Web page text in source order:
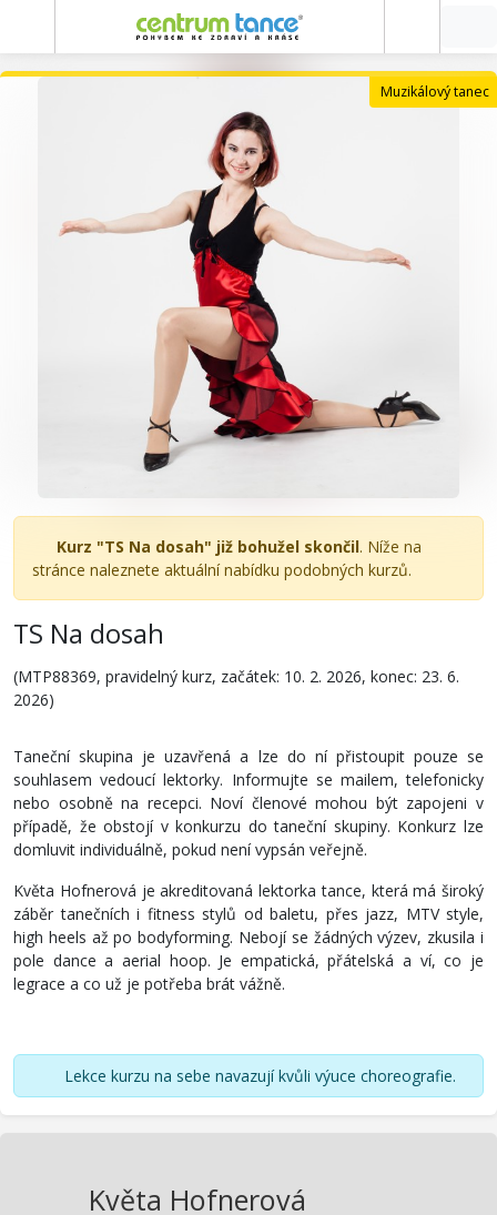
Muzikálový tanec
Kurz "TS Na dosah" již bohužel skončil. Níže na
stránce naleznete aktuální nabídku podobných kurzů.
TS Na dosah
(MTP88369, pravidelný kurz, začátek: 10. 2. 2026, konec: 23. 6.
2026)
Taneční skupina je uzavřená a lze do ní přistoupit pouze se
souhlasem vedoucí lektorky. Informujte se mailem, telefonicky
nebo osobně na recepci. Noví členové mohou být zapojeni v
případě, že obstojí v konkurzu do taneční skupiny. Konkurz lze
domluvit individuálně, pokud není vypsán veřejně.
Květa Hofnerová je akreditovaná lektorka tance, která má široký
záběr tanečních i fitness stylů od baletu, přes jazz, MTV style,
high heels až po bodyforming. Nebojí se žádných výzev, zkusila i
pole dance a aerial hoop. Je empatická, přátelská a ví, co je
legrace a co už je potřeba brát vážně.
Lekce kurzu na sebe navazují kvůli výuce choreografie.
Květa Hofnerová